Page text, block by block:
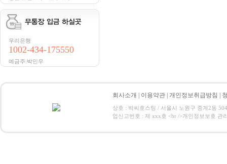
우리은행
1002-434-175550
예금주:박민우
회사소개 이용약관 개인정보취급방침
상호 : 박씨호스팅 / 서울시 노원구 중계2동
업신고번호 : 제 xxx호 <br />개인정보보호 관